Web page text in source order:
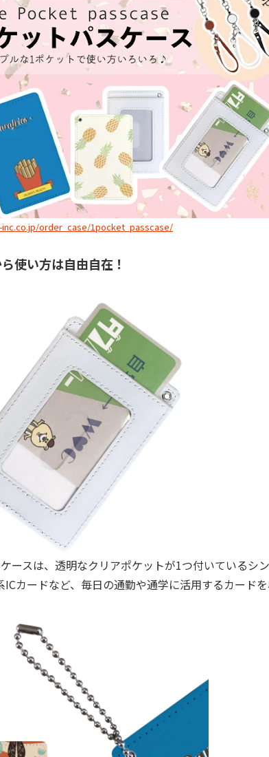
order_case/1pocket_passcase/
使い方は自由自在！
ースは、透明なクリアポケットが1つ付いているシ
ICカードなど、毎日の通勤や通学に活用するカード